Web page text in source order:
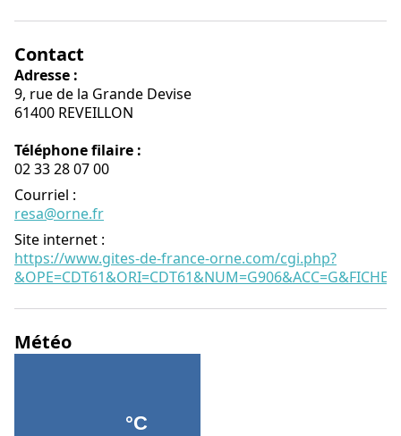
Contact
Adresse :
9, rue de la Grande Devise
61400 REVEILLON
Téléphone filaire :
02 33 28 07 00
Courriel :
resa@orne.fr
Site internet :
https://www.gites-de-france-orne.com/cgi.php?
Météo